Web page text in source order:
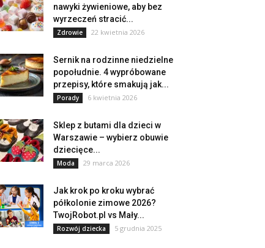
nawyki żywieniowe, aby bez
wyrzeczeń stracić...
Zdrowie 22 kwietnia 2026
Sernik na rodzinne niedzielne
popołudnie. 4 wypróbowane
przepisy, które smakują jak...
Porady 6 kwietnia 2026
Sklep z butami dla dzieci w
Warszawie – wybierz obuwie
dziecięce...
Moda 29 marca 2026
Jak krok po kroku wybrać
półkolonie zimowe 2026?
TwojRobot.pl vs Mały...
Rozwój dziecka 5 grudnia 2025